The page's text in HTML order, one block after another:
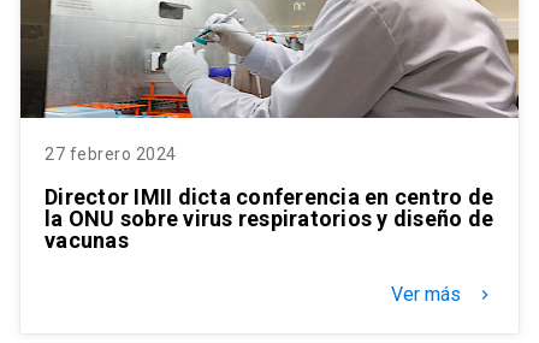
27 febrero 2024
Director IMII dicta conferencia en centro de
la ONU sobre virus respiratorios y diseño de
vacunas
Ver más keyboard_arrow_right